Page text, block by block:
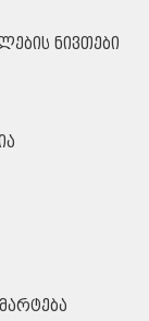
ᲜᲘᲕᲗᲔᲑᲘ